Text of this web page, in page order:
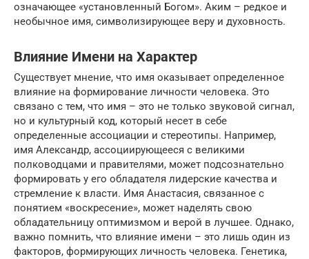
означающее «установленный Богом». Аким – редкое и
необычное имя, символизирующее веру и духовность.
Влияние Имени на Характер
Существует мнение, что имя оказывает определенное
влияние на формирование личности человека. Это
связано с тем, что имя – это не только звуковой сигнал,
но и культурный код, который несет в себе
определенные ассоциации и стереотипы. Например,
имя Александр, ассоциирующееся с великими
полководцами и правителями, может подсознательно
формировать у его обладателя лидерские качества и
стремление к власти. Имя Анастасия, связанное с
понятием «воскресение», может наделять свою
обладательницу оптимизмом и верой в лучшее. Однако,
важно помнить, что влияние имени – это лишь один из
факторов, формирующих личность человека. Генетика,